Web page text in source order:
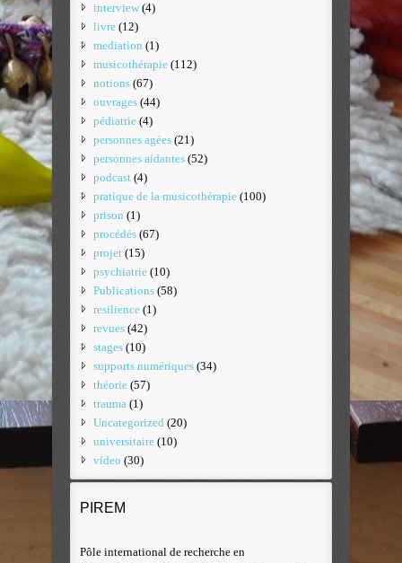
interview (4)
livre (12)
mediation (1)
musicothérapie (112)
notions (67)
ouvrages (44)
pédiatrie (4)
personnes agées (21)
personnes aidantes (52)
podcast (4)
pratique de la musicothérapie (100)
prison (1)
procédés (67)
projet (15)
psychiatrie (10)
Publications (58)
resilience (1)
revues (42)
stages (10)
supports numériques (34)
théorie (57)
trauma (1)
Uncategorized (20)
universitaire (10)
video (30)
PIREM
Pôle international de recherche en